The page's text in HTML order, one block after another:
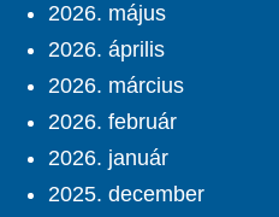
2026. május
2026. április
2026. március
2026. február
2026. január
2025. december